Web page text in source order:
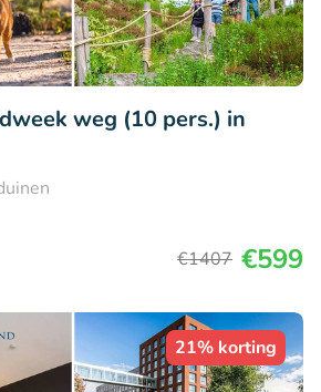
weg (10 pers.) in
€1407 €599
21% korting